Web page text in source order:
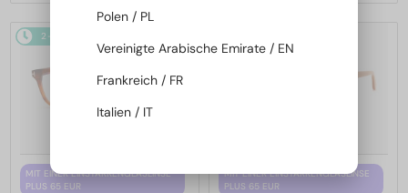
2-4 WERKTAGE
MIT EINER EINSTÄRKENGLASLINSE
PLUS 65 EUR
MIT EINER EINSTÄRKENGLASLINSE
PLUS 65 EUR
Polen / PL
Vereinigte Arabische Emirate / EN
Frankreich / FR
Italien / IT